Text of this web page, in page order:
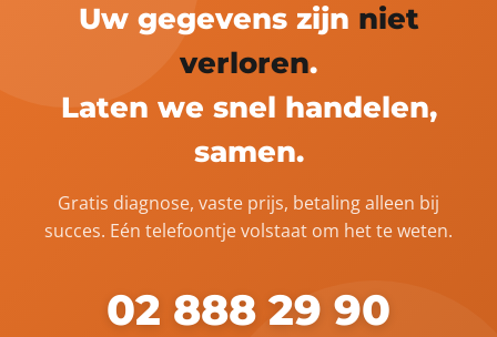
Uw gegevens zijn niet
verloren.
Laten we snel handelen,
samen.
Gratis diagnose, vaste prijs, betaling alleen bij
succes. Eén telefoontje volstaat om het te weten.
02 888 29 90